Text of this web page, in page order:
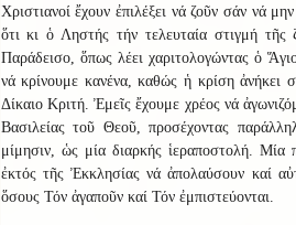
Χριστιανοί ἔχουν ἐπιλέξει νά ζοῦν σάν νά
ὅτι κι ὁ Ληστής τήν τελευταία στιγμή
Παράδεισο, ὅπως λέει χαριτολογώντας ὁ
νά κρίνουμε κανένα, καθώς ἡ κρίση ἀνήκει
Δίκαιο Κριτή. Ἐμεῖς ἔχουμε χρέος νά
Βασιλείας τοῦ Θεοῦ, προσέχοντας
μίμησιν, ὡς μία διαρκής ἱεραποστολή.
ἐκτός τῆς Ἐκκλησίας νά ἀπολαύσουν καί
ὅσους Τόν ἀγαποῦν καί Τόν ἐμπιστεύονται.